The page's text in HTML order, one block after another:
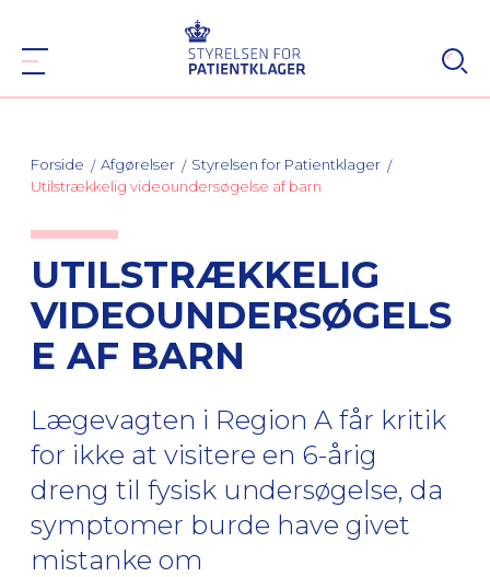
Forside Afgørelser
Styrelsen for Patientklager
Utilstrækkelig videoundersøgelse af barn
UTILSTRÆKKELIG
VIDEOUNDERSØGELS
E AF BARN
Lægevagten i Region A får kritik
for ikke at visitere en 6-årig
dreng til fysisk undersøgelse, da
symptomer burde have givet
mistanke om